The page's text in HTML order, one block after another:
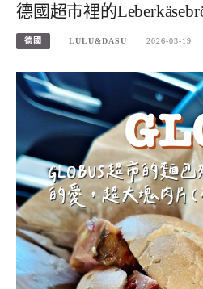
德國超市裡的
德國 LULU&DASU 2026-03-19